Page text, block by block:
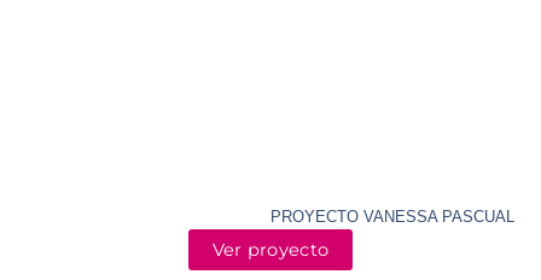
PROYECTO VANESSA PASCUAL
Ver proyecto